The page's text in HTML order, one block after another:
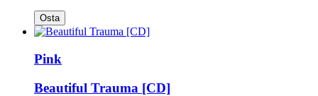
Osta
Pink
Beautiful Trauma [CD]